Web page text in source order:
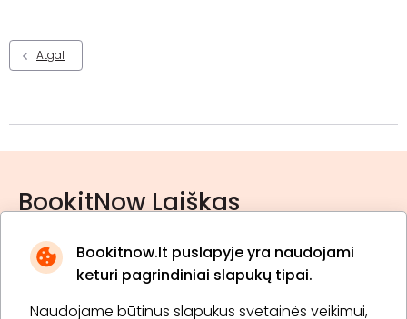
Bookitnow.lt puslapyje yra naudojami
keturi pagrindiniai slapukų tipai.
Naudojame būtinus slapukus svetainės veikimui,
Atgal
BookitNow Laiškas